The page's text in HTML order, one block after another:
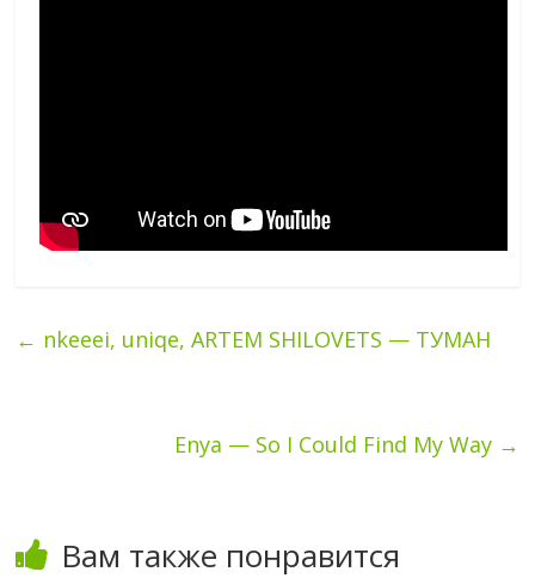
← nkeeei, uniqe, ARTEM SHILOVETS — ТУМАН
Enya — So I Could Find My Way →
Вам также понравится